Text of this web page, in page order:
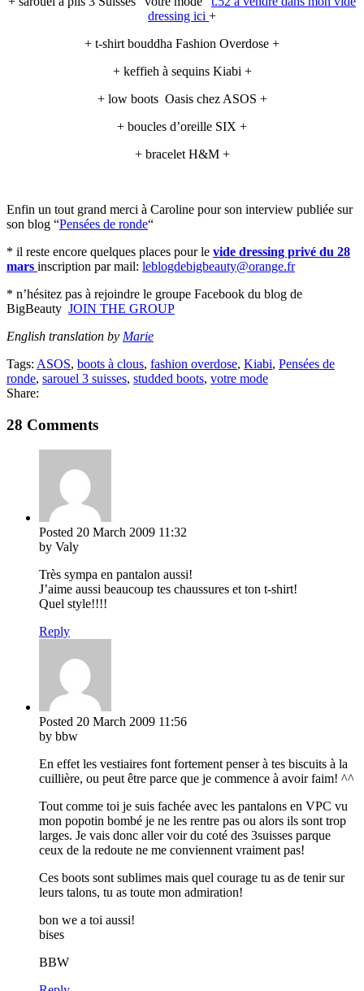
dressing ici +
+ t-shirt bouddha Fashion Overdose +
+ keffieh à sequins Kiabi +
+ low boots Oasis chez ASOS +
+ boucles d’oreille SIX +
+ bracelet H&M +
Enfin un tout grand merci à Caroline pour son interview publiée sur
son blog “Pensées de ronde“
* il reste encore quelques places pour le vide dressing privé du 28
mars inscription par mail: leblogdebigbeauty@orange.fr
* n’hésitez pas à rejoindre le groupe Facebook du blog de
BigBeauty JOIN THE GROUP
English translation by Marie
Tags: ASOS, boots à clous, fashion overdose, Kiabi, Pensées de
ronde, sarouel 3 suisses, studded boots, votre mode
Share:
28 Comments
Posted 20 March 2009 11:32
by Valy
Très sympa en pantalon aussi!
J’aime aussi beaucoup tes chaussures et ton t-shirt!
Quel style!!!!
Reply
Posted 20 March 2009 11:56
by bbw
En effet les vestiaires font fortement penser à tes biscuits à la
cuillière, ou peut être parce que je commence à avoir faim! ^^
Tout comme toi je suis fachée avec les pantalons en VPC vu
mon popotin bombé je ne les rentre pas ou alors ils sont trop
larges. Je vais donc aller voir du coté des 3suisses parque
ceux de la redoute ne me conviennent vraiment pas!
Ces boots sont sublimes mais quel courage tu as de tenir sur
leurs talons, tu as toute mon admiration!
bon we a toi aussi!
bises
BBW